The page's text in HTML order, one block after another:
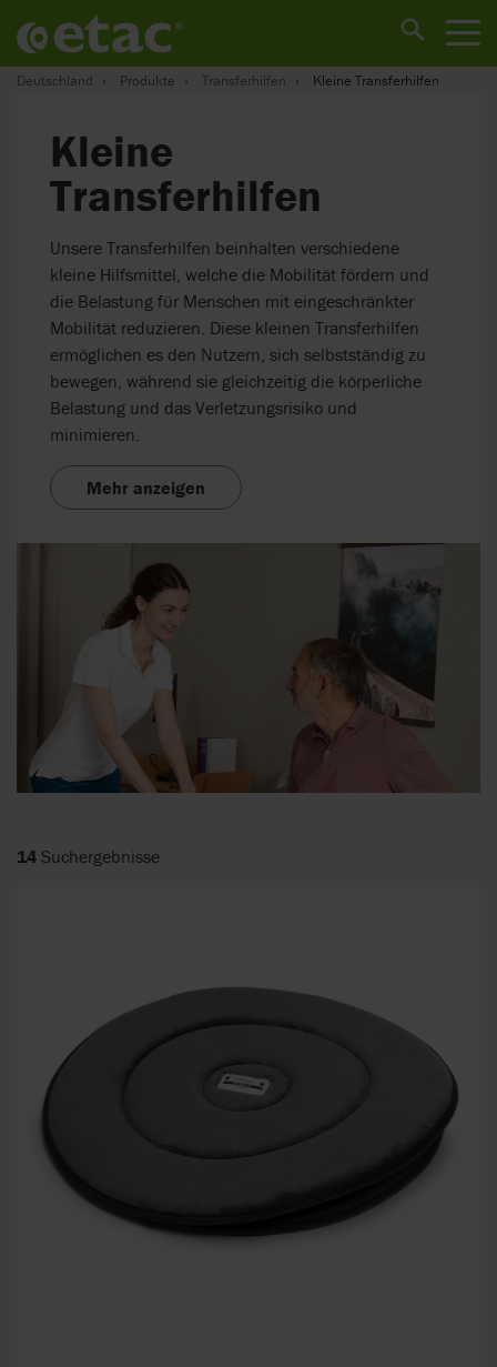
Deutschland Produkte Transferhilfen Kleine Transferhilfen
Kleine
Transferhilfen
Unsere Transferhilfen beinhalten verschiedene
kleine Hilfsmittel, welche die Mobilität fördern und
die Belastung für Menschen mit eingeschränkter
Mobilität reduzieren. Diese kleinen Transferhilfen
ermöglichen es den Nutzern, sich selbstständig zu
bewegen, während sie gleichzeitig die körperliche
Belastung und das Verletzungsrisiko und
minimieren.
Mehr anzeigen
14 Suchergebnisse